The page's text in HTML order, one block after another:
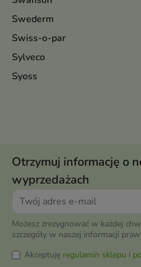
Swederm
Swiss-o-par
Sylveco
Syoss
Otrzymuj informację o
wyprzedażach
Możesz zrezygnować w każdej
szczegóły w naszej informacji
Akceptuję regulamin sklepu i